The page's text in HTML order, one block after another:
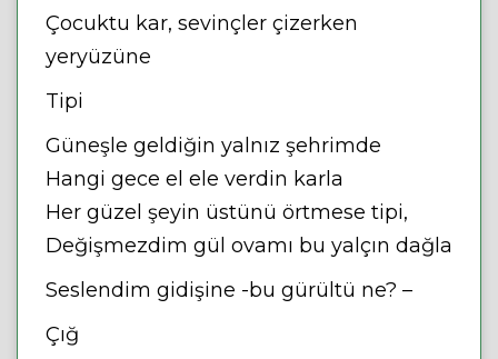
Çocuktu kar, sevinçler çizerken
yeryüzüne
Tipi
Güneşle geldiğin yalnız şehrimde
Hangi gece el ele verdin karla
Her güzel şeyin üstünü örtmese tipi,
Değişmezdim gül ovamı bu yalçın dağla
Seslendim gidişine -bu gürültü ne? –
Çığ